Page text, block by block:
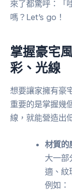
來了都驚呼：「
嗎？Let’s go！
掌握豪宅
彩、光線
想要讓家擁有豪
重要的是掌握幾
線，就能營造出
材質的
大一部
適、紋
例如：